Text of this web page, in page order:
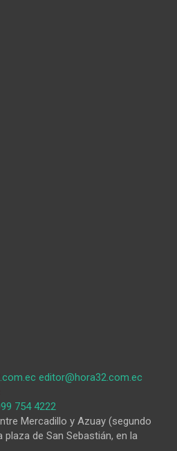
editor@hora32.com.ec
754 4222
Mercadillo y Azuay (segundo
de San Sebastián, en la